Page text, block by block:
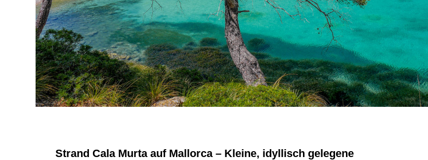
Strand Cala Murta auf Mallorca – Kleine, idyllisch gelegene